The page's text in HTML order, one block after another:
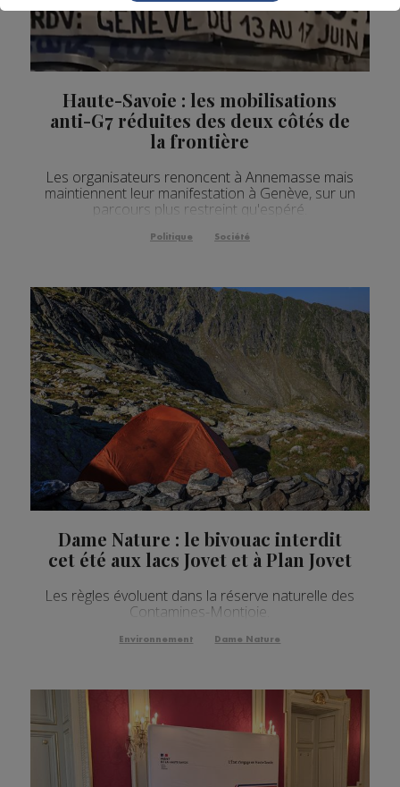
Haute-Savoie : les mobilisations
anti-G7 réduites des deux côtés de
la frontière
Les organisateurs renoncent à Annemasse mais
maintiennent leur manifestation à Genève, sur un
parcours plus restreint qu'espéré.
Politique Société
Dame Nature : le bivouac interdit
cet été aux lacs Jovet et à Plan Jovet
Les règles évoluent dans la réserve naturelle des
Contamines-Montjoie.
Environnement Dame Nature